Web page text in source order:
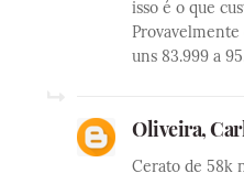
isso é o que
uns 83.999 a
Oliveira,
Cerato de 58k